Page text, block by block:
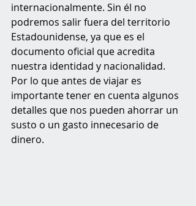
internacionalmente. Sin él no
podremos salir fuera del territorio
Estadounidense, ya que es el
documento oficial que acredita
nuestra identidad y nacionalidad.
Por lo que antes de viajar es
importante tener en cuenta algunos
detalles que nos pueden ahorrar un
susto o un gasto innecesario de
dinero.